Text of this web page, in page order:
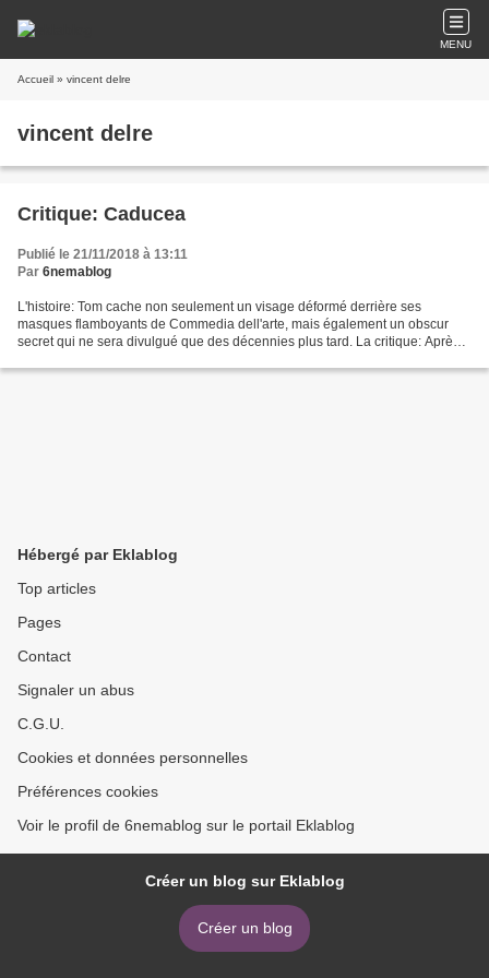
MENU
Accueil » vincent delre
vincent delre
Critique: Caducea
Publié le 21/11/2018 à 13:11
Par 6nemablog
L'histoire: Tom cache non seulement un visage déformé derrière ses
masques flamboyants de Commedia dell'arte, mais également un obscur
secret qui ne sera divulgué que des décennies plus tard. La critique: Après
Hébergé par Eklablog
Top articles
Pages
Contact
Signaler un abus
C.G.U.
Cookies et données personnelles
Préférences cookies
Voir le profil de 6nemablog sur le portail Eklablog
Créer un blog sur Eklablog
Créer un blog